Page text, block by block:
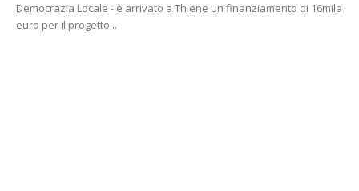
Democrazia Locale - è arrivato a Thiene un finanziamento di 16mila
euro per il progetto...